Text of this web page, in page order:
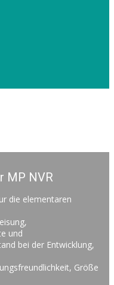
MP NVR
die elementaren
und
bei der Entwicklung,
Größe